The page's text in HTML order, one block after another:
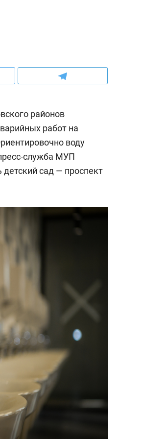
районов
работ на
воду
служба МУП
детский сад — проспект
–
Рекомендуем
Наседкина: «Ремонт
с мебелью за 2
для меня это